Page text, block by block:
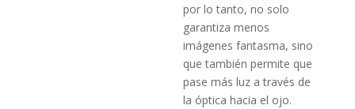
por lo tanto, no solo
garantiza menos
imágenes fantasma, sino
que también permite que
pase más luz a través de
la óptica hacia el ojo.